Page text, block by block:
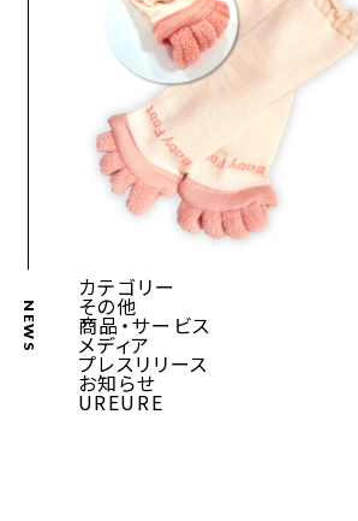
NEWS
カテゴリー
その他
商品・サービス
メディア
プレスリリース
お知らせ
UREURE